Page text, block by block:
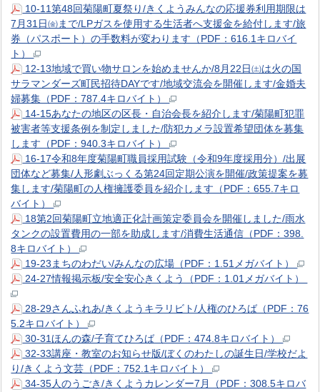
10-11第48回菊陽町夏祭り/きくようみんなの応援券利用期限は
7月31日㈮まで/LPガスを使用する生活者へ支援金を給付します/旅
券（パスポート）の手数料が変わります（PDF：616.1キロバイ
ト）
12-13地域で買い物サロンを始めませんか/8月22日㈯は火の国
サラマンダーズ町民招待DAYです/地域交流会を開催します/金婚夫
婦募集（PDF：787.4キロバイト）
14-15あなたの地区の区長・自治会長を紹介します/菊陽町犯罪
被害者等支援条例を制定しました/防犯カメラ設置希望団体を募集
します（PDF：940.3キロバイト）
16-17令和8年度菊陽町職員採用試験（令和9年度採用分）/出展
団体など募集/人形劇ぶっくる第24回定期公演を開催/政策提案を募
集します/菊陽町の人権擁護委員を紹介します（PDF：655.7キロ
バイト）
18第2回菊陽町立地適正化計画策定委員会を開催しました/雨水
タンクの設置費用の一部を助成します/消費生活通信（PDF：398.
8キロバイト）
19-23まちのわだい/みんなの広場（PDF：1.51メガバイト）
24-27情報掲示板/安全安心きくよう（PDF：1.01メガバイト）
28-29さんふれあ/きくようキラリビト/人権のひろば（PDF：76
5.2キロバイト）
30-31ほんの森/子育てひろば（PDF：474.8キロバイト）
32-33講座・教室のお知らせ版/ぼくのわたしの誕生日/学校だよ
り/きくよう文芸（PDF：752.1キロバイト）
34-35人のうごき/きくようカレンダー7月（PDF：308.5キロバ